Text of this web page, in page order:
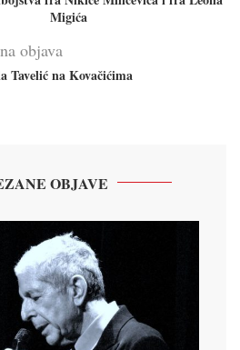
Migića
objava
Tavelić na Kovačićima
OBJAVE